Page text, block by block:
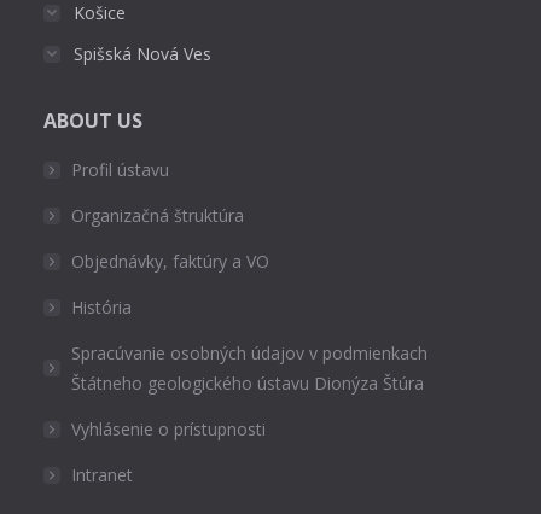
Košice
Spišská Nová Ves
ABOUT US
Profil ústavu
Organizačná štruktúra
Objednávky, faktúry a VO
História
Spracúvanie osobných údajov v podmienkach
Štátneho geologického ústavu Dionýza Štúra
Vyhlásenie o prístupnosti
Intranet